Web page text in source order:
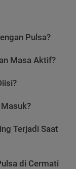
Pulsa?
Masa Aktif?
Terjadi Saat
di Cermati